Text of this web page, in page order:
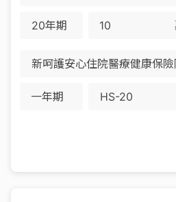
20年期
新呵護安心住院醫療健康保
一年期 HS-20